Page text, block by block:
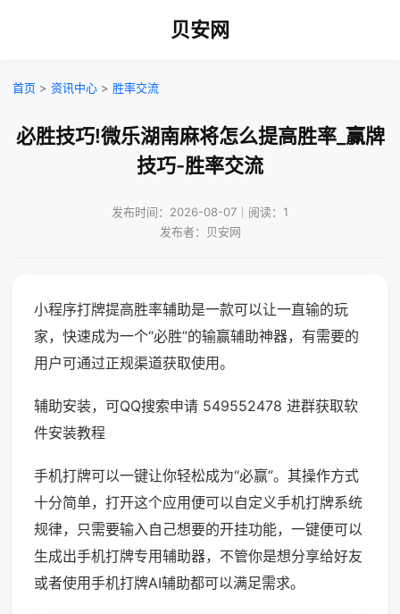
贝安网
首页 > 资讯中心 > 胜率交流
必胜技巧!微乐湖南麻将怎么提高胜率_赢牌
技巧-胜率交流
发布时间：2026-08-07｜阅读：1
发布者：贝安网
小程序打牌提高胜率辅助是一款可以让一直输的玩
家，快速成为一个“必胜”的输赢辅助神器，有需要的
用户可通过正规渠道获取使用。
辅助安装，可QQ搜索申请 549552478 进群获取软
件安装教程
手机打牌可以一键让你轻松成为“必赢”。其操作方式
十分简单，打开这个应用便可以自定义手机打牌系统
规律，只需要输入自己想要的开挂功能，一键便可以
生成出手机打牌专用辅助器，不管你是想分享给好友
或者使用手机打牌AI辅助都可以满足需求。